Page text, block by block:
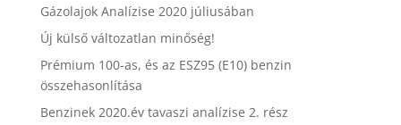
Gázolajok Analízise 2020 júliusában
Új külső változatlan minőség!
Prémium 100-as, és az ESZ95 (E10) benzin
összehasonlítása
Benzinek 2020.év tavaszi analízise 2. rész